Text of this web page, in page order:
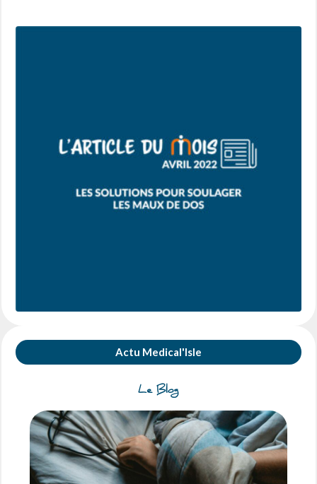
Actu Medical'Isle
Le Blog